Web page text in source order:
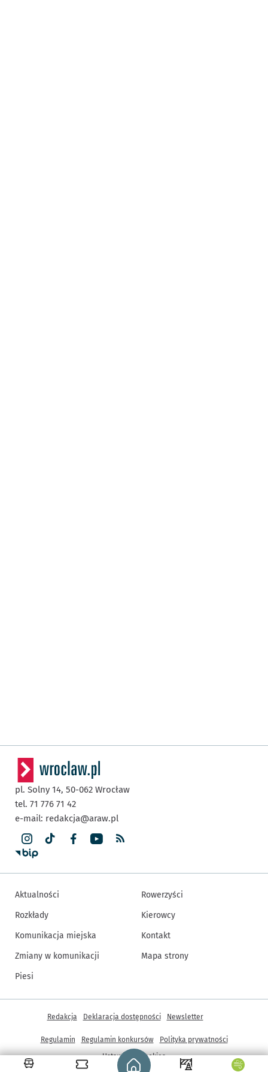
Strona główna - wroclaw.pl
pl. Solny 14, 50-062 Wrocław
tel. 71 776 71 42
e-mail: redakcja@araw.pl
Aktualności
Rozkłady
Komunikacja miejska
Zmiany w komunikacji
Piesi
Rowerzyści
Kierowcy
Kontakt
Mapa strony
Inne informacje
Redakcja Deklaracja dostępności Newsletter
Regulamin Regulamin konkursów
Polityka prywatności
Ustawienia cookies